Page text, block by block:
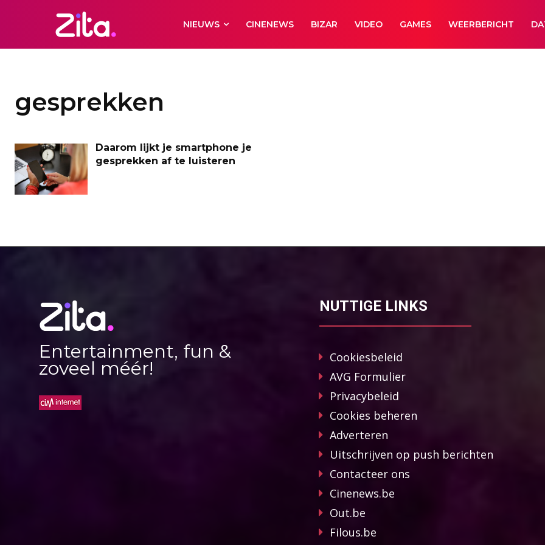
NIEUWS CINENEWS BIZAR VIDEO GAMES WEERBERICHT
gesprekken
Daarom lijkt je smartphone je
gesprekken af te luisteren
Entertainment, fun &
zoveel méér!
NUTTIGE LINKS
Cookiesbeleid
AVG Formulier
Privacybeleid
Cookies beheren
Adverteren
Uitschrijven op push berichten
Contacteer ons
Cinenews.be
Out.be
Filous.be